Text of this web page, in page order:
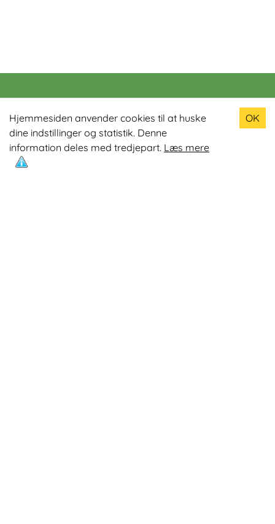
Hjemmesiden anvender cookies til at huske
dine indstillinger og statistik. Denne
information deles med tredjepart. Læs mere
OK
Populære produkter
Odin R900 Romaskine
Odin S900 Spinningcykel